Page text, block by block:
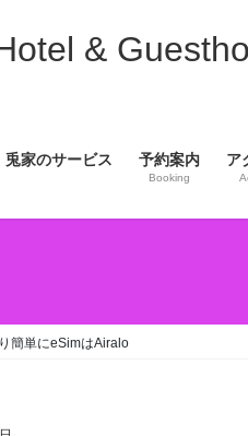
&
兎家のサービス 予約案内
Booking
ア
簡単にeSimはAiralo